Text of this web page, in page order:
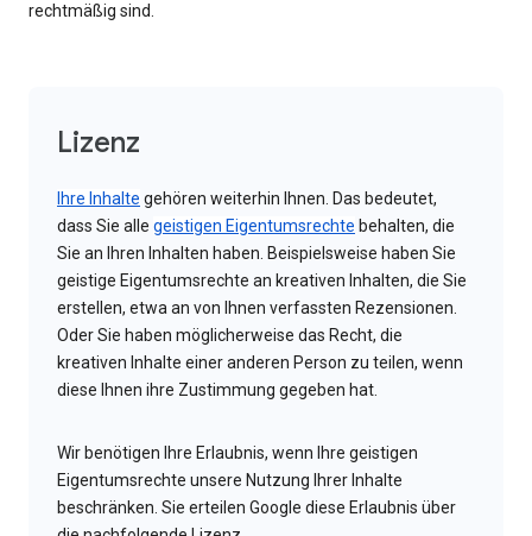
rechtmäßig sind.
Lizenz
Ihre Inhalte gehören weiterhin Ihnen. Das bedeutet,
dass Sie alle geistigen Eigentumsrechte behalten, die
Sie an Ihren Inhalten haben. Beispielsweise haben Sie
geistige Eigentumsrechte an kreativen Inhalten, die Sie
erstellen, etwa an von Ihnen verfassten Rezensionen.
Oder Sie haben möglicherweise das Recht, die
kreativen Inhalte einer anderen Person zu teilen, wenn
diese Ihnen ihre Zustimmung gegeben hat.
Wir benötigen Ihre Erlaubnis, wenn Ihre geistigen
Eigentumsrechte unsere Nutzung Ihrer Inhalte
beschränken. Sie erteilen Google diese Erlaubnis über